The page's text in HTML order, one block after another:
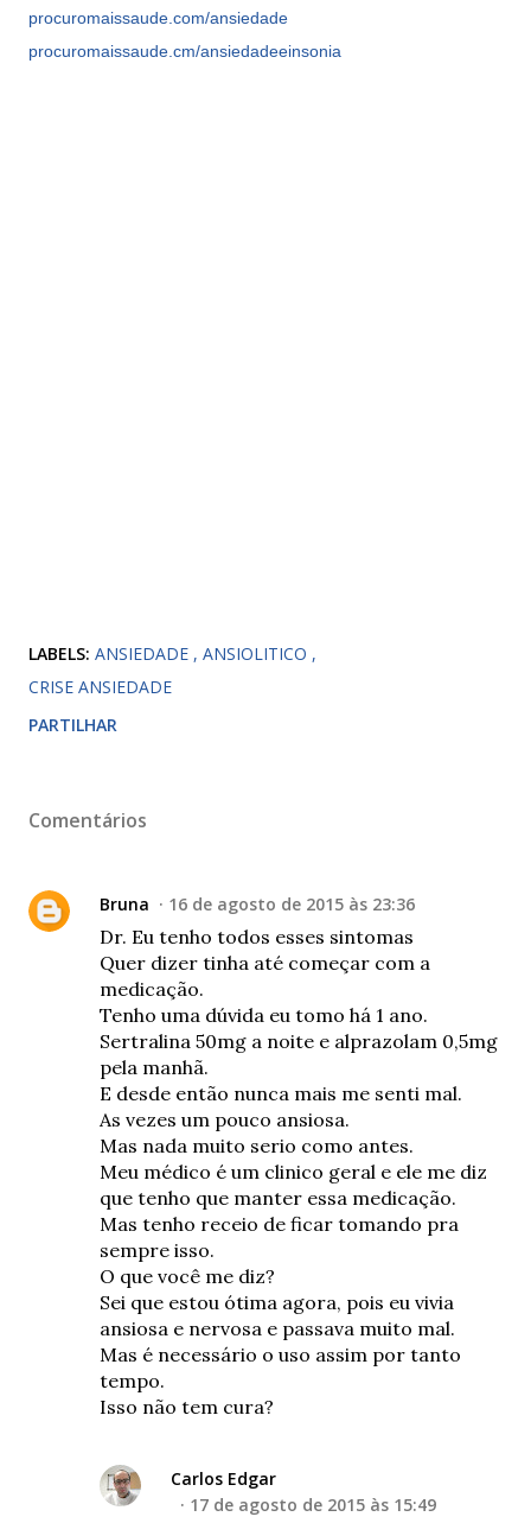
procuromaissaude.com/ansiedade
procuromaissaude.cm/ansiedadeeinsonia
LABELS: ANSIEDADE
ANSIOLITICO
CRISE ANSIEDADE
PARTILHAR
Comentários
Bruna 16 de agosto de 2015 às 23:36
Dr. Eu tenho todos esses sintomas
Quer dizer tinha até começar com a
medicação.
Tenho uma dúvida eu tomo há 1 ano.
Sertralina 50mg a noite e alprazolam 0,5mg
pela manhã.
E desde então nunca mais me senti mal.
As vezes um pouco ansiosa.
Mas nada muito serio como antes.
Meu médico é um clinico geral e ele me diz
que tenho que manter essa medicação.
Mas tenho receio de ficar tomando pra
sempre isso.
O que você me diz?
Sei que estou ótima agora, pois eu vivia
ansiosa e nervosa e passava muito mal.
Mas é necessário o uso assim por tanto
tempo.
Isso não tem cura?
Carlos Edgar
17 de agosto de 2015 às 15:49